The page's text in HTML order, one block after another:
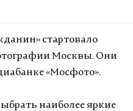
стартовало
Москвы. Они
«Мосфото».
наиболее яркие